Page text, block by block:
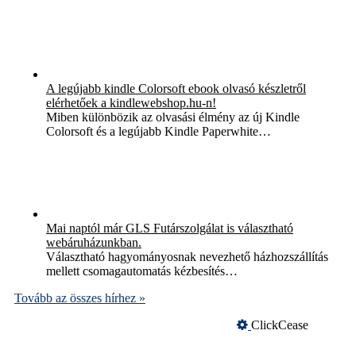
A legújabb kindle Colorsoft ebook olvasó készletről
elérhetőek a kindlewebshop.hu-n!
Miben különbözik az olvasási élmény az új Kindle
Colorsoft és a legújabb Kindle Paperwhite…
Mai naptól már GLS Futárszolgálat is választható
webáruházunkban.
Választható hagyományosnak nevezhető házhozszállítás
mellett csomagautomatás kézbesítés…
Tovább az összes hírhez »
ClickCease